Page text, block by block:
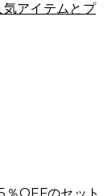
気アイテムとプ
％OFFのセット